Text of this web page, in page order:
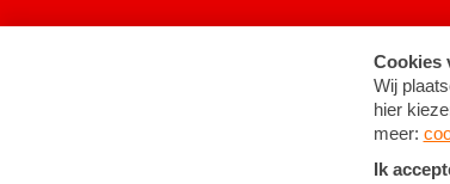
Cookie-instellingen